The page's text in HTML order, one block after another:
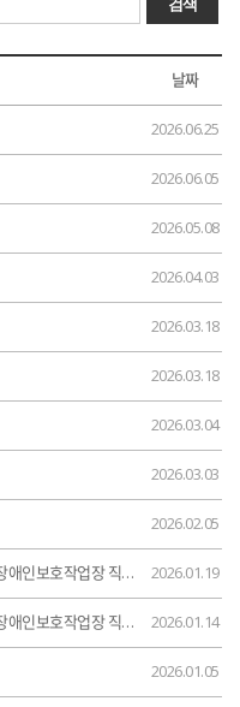
날짜
2026.06.25
2026.06.05
2026.05.08
2026.04.03
2026.03.18
2026.03.18
2026.03.04
2026.03.03
2026.02.05
[금천구립 채용공고 제2025-03호] 금천구립장애인보호작업장 직원(직업훈련교사) 채용 최종합격자 공고 2026.01.19
[금천구립 채용공고 제2025-03호] 금천구립장애인보호작업장 직원(직업훈련교사) 채용 서류전형 합격자 공고 2026.01.14
2026.01.05